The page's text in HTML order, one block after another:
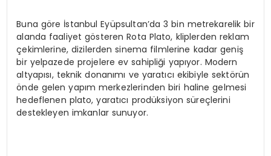
Buna göre İstanbul Eyüpsultan’da 3 bin metrekarelik bir
alanda faaliyet gösteren Rota Plato, kliplerden reklam
çekimlerine, dizilerden sinema filmlerine kadar geniş
bir yelpazede projelere ev sahipliği yapıyor. Modern
altyapısı, teknik donanımı ve yaratıcı ekibiyle sektörün
önde gelen yapım merkezlerinden biri haline gelmesi
hedeflenen plato, yaratıcı prodüksiyon süreçlerini
destekleyen imkanlar sunuyor.